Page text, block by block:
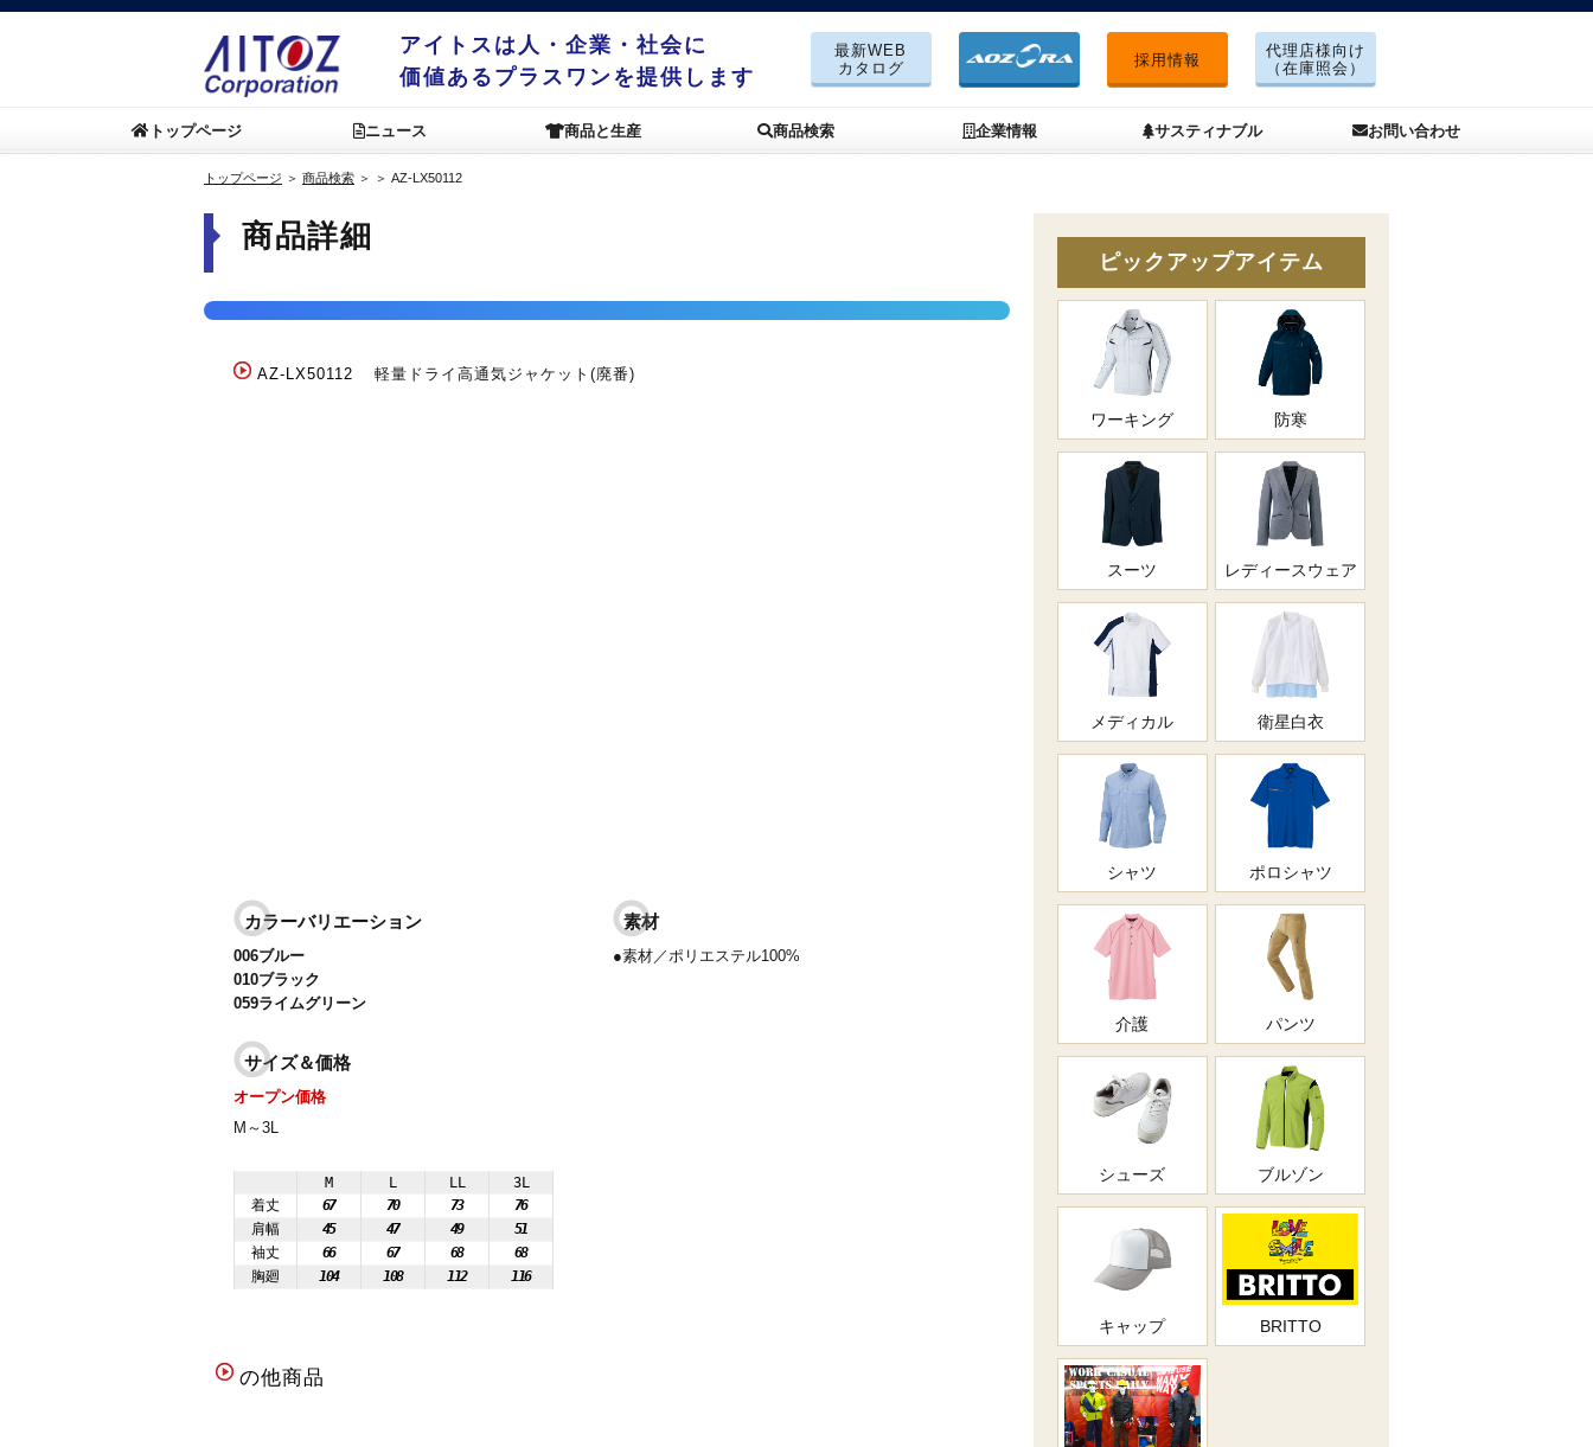
アイトスは人・企業・社会に
価値あるプラスワンを提供します
最新WEB
カタログ
採用情報
代理店様向け
（在庫照会）
トップページ ニュース 商品と生産 商品検索 企業情報 サスティナブル お問い合わせ
トップページ ＞ 商品検索 ＞ ＞ AZ-LX50112
商品詳細
AZ-LX50112 軽量ドライ高通気ジャケット(廃番)
カラーバリエーション
006ブルー
010ブラック
059ライムグリーン
素材
●素材／ポリエステル100%
サイズ＆価格
オープン価格
M～3L
M L LL
3L
着丈
67 70 73
76
肩幅
45 47 49
51
袖丈
66 67 68
68
胸廻
104 108 112 116
の他商品
ピックアップアイテム
ワーキング 防寒
スーツ レディースウェア
メディカル 衛星白衣
シャツ ポロシャツ
介護 パンツ
シューズ ブルゾン
キャップ BRITTO